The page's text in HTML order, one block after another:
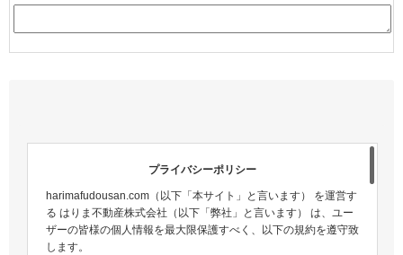
プライバシーポリシー
harimafudousan.com（以下「本サイト」と言います） を運営す
る はりま不動産株式会社（以下「弊社」と言います） は、ユー
ザーの皆様の個人情報を最大限保護すべく、以下の規約を遵守致
します。